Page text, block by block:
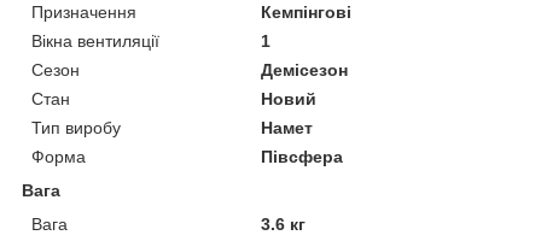
Призначення
Кемпінгові
Вікна вентиляції
1
Сезон
Демісезон
Стан
Новий
Тип виробу
Намет
Форма
Півсфера
Вага
Вага
3.6 кг